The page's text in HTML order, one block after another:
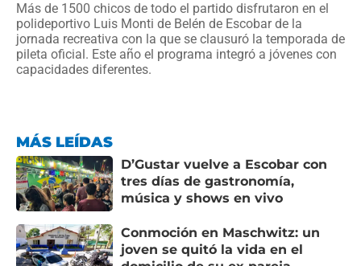
Más de 1500 chicos de todo el partido disfrutaron en el
polideportivo Luis Monti de Belén de Escobar de la
jornada recreativa con la que se clausuró la temporada de
pileta oficial. Este año el programa integró a jóvenes con
capacidades diferentes.
MÁS LEÍDAS
D’Gustar vuelve a Escobar con
tres días de gastronomía,
música y shows en vivo
Conmoción en Maschwitz: un
joven se quitó la vida en el